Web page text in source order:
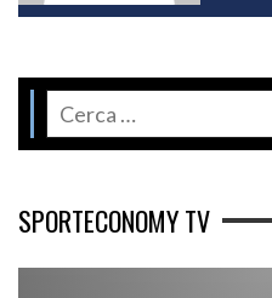
SPORTECONOMY TV